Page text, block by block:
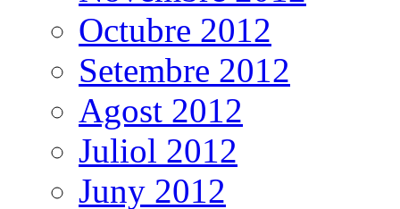
Octubre 2012
Setembre 2012
Agost 2012
Juliol 2012
Juny 2012